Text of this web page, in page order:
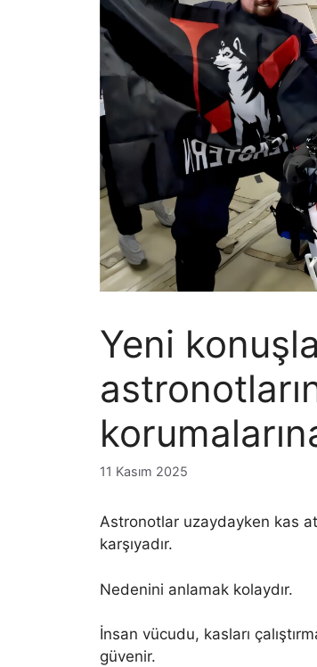
Yeni
11 Kasım 2025
Astronotlar uzaydayken kas
karşıyadır.
Nedenini anlamak kolaydır.
İnsan vücudu, kasları
güvenir.